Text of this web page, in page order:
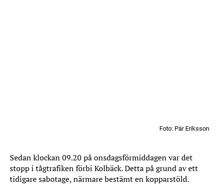
Foto: Pär Eriksson
Sedan klockan 09.20 på onsdagsförmiddagen var det
stopp i tågtrafiken förbi Kolbäck. Detta på grund av ett
tidigare sabotage, närmare bestämt en kopparstöld.